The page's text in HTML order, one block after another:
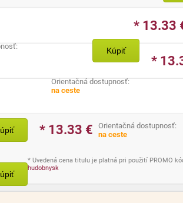
* 13.33
Kúpiť
*
Orientačná dostupnosť:
na ceste
* 13.33 €
Orientačná dostupnosť:
na ceste
* Uvedená cena titulu je platná pri použití PROMO
hudobnysk